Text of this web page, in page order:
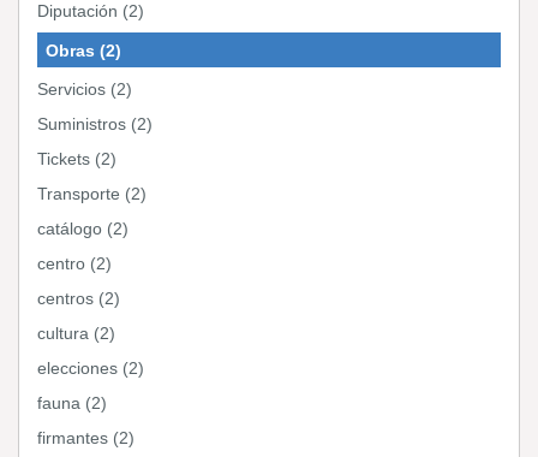
Diputación (2)
Obras (2)
Servicios (2)
Suministros (2)
Tickets (2)
Transporte (2)
catálogo (2)
centro (2)
centros (2)
cultura (2)
elecciones (2)
fauna (2)
firmantes (2)